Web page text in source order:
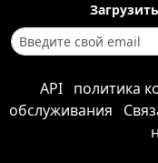
API политика
обслуживания